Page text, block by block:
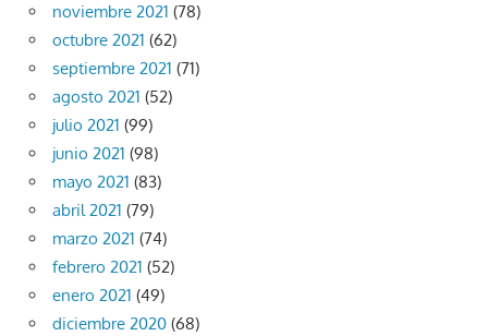
noviembre 2021 (78)
octubre 2021 (62)
septiembre 2021 (71)
agosto 2021 (52)
julio 2021 (99)
junio 2021 (98)
mayo 2021 (83)
abril 2021 (79)
marzo 2021 (74)
febrero 2021 (52)
enero 2021 (49)
diciembre 2020 (68)